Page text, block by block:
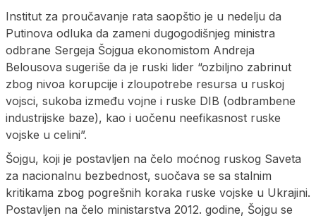
Institut za proučavanje rata saopštio je u nedelju da
Putinova odluka da zameni dugogodišnjeg ministra
odbrane Sergeja Šojgua ekonomistom Andreja
Belousova sugeriše da je ruski lider “ozbiljno zabrinut
zbog nivoa korupcije i zloupotrebe resursa u ruskoj
vojsci, sukoba između vojne i ruske DIB (odbrambene
industrijske baze), kao i uočenu neefikasnost ruske
vojske u celini”.
Šojgu, koji je postavljen na čelo moćnog ruskog Saveta
za nacionalnu bezbednost, suočava se sa stalnim
kritikama zbog pogrešnih koraka ruske vojske u Ukrajini.
Postavljen na čelo ministarstva 2012. godine, Šojgu se